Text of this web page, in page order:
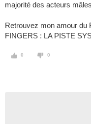
majorité des acteurs
Retrouvez mon amour du
FINGERS : LA PISTE
0 0